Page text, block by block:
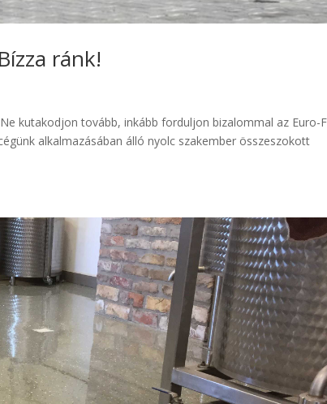
ránk!
kutakodjon tovább, inkább forduljon bizalommal az Euro-
alkalmazásában álló nyolc szakember összeszokott